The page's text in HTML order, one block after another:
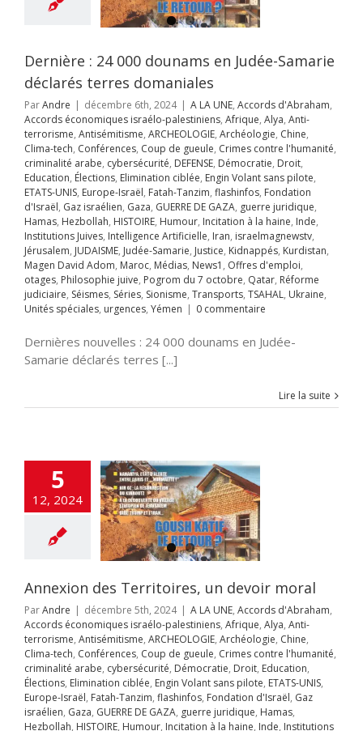
d'Israël Gaz
Humour
à la haine Inde
Juives
Artificielle Iran
JUDAISME
Justice
Kurdistan
Adom Maroc
News1 Offres
otages
juive Pogrom
Qatar
judiciaire
Séries Sionisme
TSAHAL
Unités spéciales
Yémen
Dernière : 24 000 dounams en Judée-Samarie
déclarés terres domaniales
ParAndre | décembre 6th, 2024 | A LA UNE, Accords d'Abraham,
Accords économiques israélo-palestiniens, Afrique, Alya, Anti-
terrorisme, Antisémitisme, ARCHEOLOGIE, Archéologie, Chine,
Clima-tech, Conférences, Coup de gueule, Crimes contre l'humanité,
criminalité arabe, cybersécurité, DEFENSE, Démocratie, Droit,
Education, Élections, Elimination ciblée, Engin Volant sans pilote,
ETATS-UNIS, Europe-Israël, Fatah-Tanzim, flashinfos, Fondation
d'Israël, Gaz israélien, Gaza, GUERRE DE GAZA, guerre juridique,
Hamas, Hezbollah, HISTOIRE, Humour, Incitation à la haine, Inde,
Institutions Juives, Intelligence Artificielle, Iran, israelmagnewstv,
Jérusalem, JUDAISME, Judée-Samarie, Justice, Kidnappés, Kurdistan,
Magen David Adom, Maroc, Médias, News1 , Offres d'emploi,
otages, Philosophie juive, Pogrom du 7 octobre, Qatar, Réforme
judiciaire, Séismes, Séries, Sionisme, Transports, TSAHAL, Ukraine,
Unités spéciales, urgences, Yémen | 0 commentaire
Dernières nouvelles : 24 000 dounams en Judée-
Samarie déclarés terres [...]
Lire la suite
5
12, 2024
des
un devoir
moral
Accords
Accords
israélo-
Crimes contre
Engin
pilote
ETATS-
Israël Fatah-
d'Israël Gaz
Hezbollah
Humour
à la haine Inde
Juives
Artificielle Iran
JUDAISME
Justice
Kurdistan
Adom Maroc
Annexion des Territoires, un devoir moral
ParAndre | décembre 5th, 2024 | A LA UNE, Accords d'Abraham,
Accords économiques israélo-palestiniens, Afrique, Alya, Anti-
terrorisme, Antisémitisme, ARCHEOLOGIE, Archéologie, Chine,
Clima-tech, Conférences, Coup de gueule, Crimes contre l'humanité,
criminalité arabe, cybersécurité, Démocratie, Droit, Education,
Élections, Elimination ciblée, Engin Volant sans pilote, ETATS-UNIS,
Europe-Israël, Fatah-Tanzim, flashinfos, Fondation d'Israël, Gaz
israélien, Gaza, GUERRE DE GAZA, guerre juridique, Hamas,
Hezbollah, HISTOIRE, Humour, Incitation à la haine, Inde, Institutions